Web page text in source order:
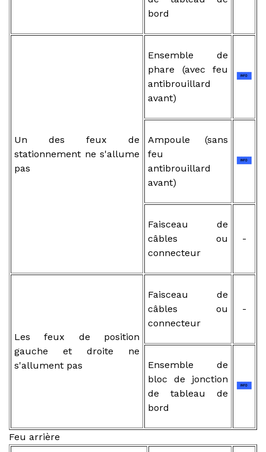
bord
Un des feux de
stationnement ne s'allume
pas
Ensemble de
phare (avec feu
antibrouillard
avant)
Ampoule (sans
feu
antibrouillard
avant)
Faisceau de
câbles ou
connecteur
-
Les feux de position
gauche et droite ne
s'allument pas
Faisceau de
câbles ou
connecteur
-
Ensemble de
bloc de jonction
de tableau de
bord
Feu arrière